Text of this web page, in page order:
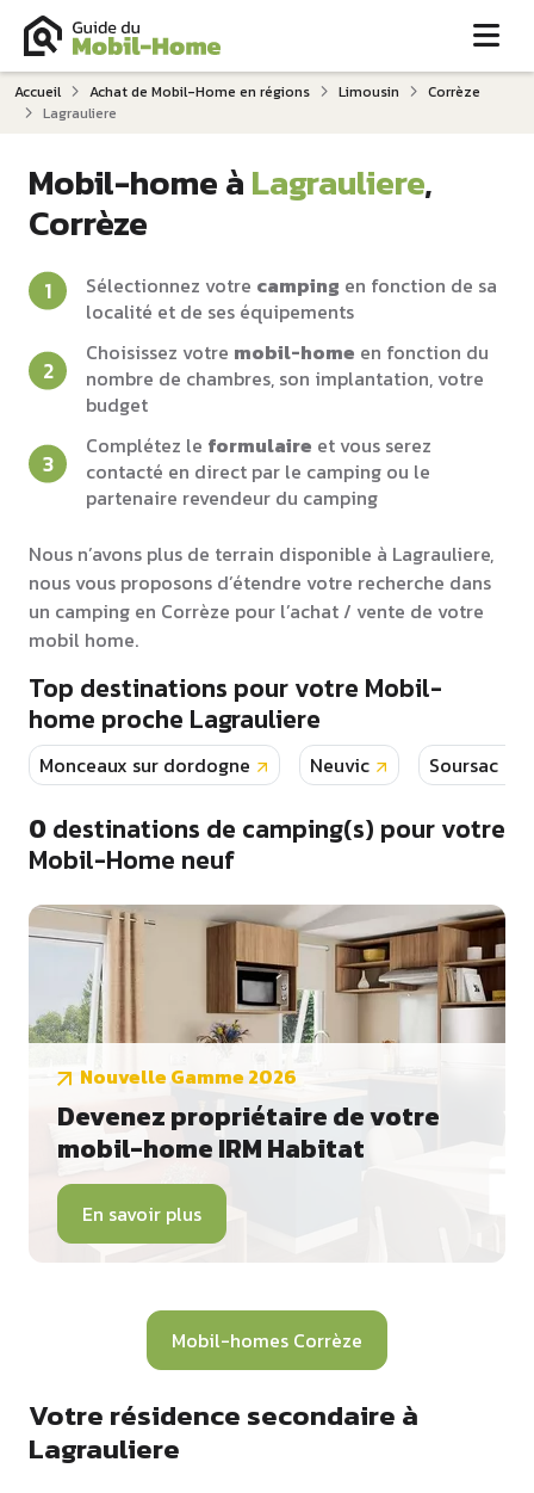
Accueil Achat de Mobil-Home en régions Limousin
Corrèze
Lagrauliere
Mobil-home àLagrauliere,
Corrèze
Sélectionnez votre camping en fonction de sa
localité et de ses équipements
Choisissez votre mobil-home en fonction du
nombre de chambres, son implantation, votre
budget
Complétez le formulaire et vous serez
contacté en direct par le camping ou le
partenaire revendeur du camping
Nous n’avons plus de terrain disponible à Lagrauliere,
nous vous proposons d’étendre votre recherche dans
un camping en Corrèze pour l’achat / vente de votre
mobil home.
Top destinations pour votre Mobil-
home proche Lagrauliere
Monceaux sur dordogne Neuvic Soursac
0destinations de camping(s) pour votre
Mobil-Home neuf
Nouvelle Gamme 2026
Devenez propriétaire de votre
mobil-home IRM Habitat
En savoir plus
Mobil-homes Corrèze
Votre résidence secondaire à
Lagrauliere